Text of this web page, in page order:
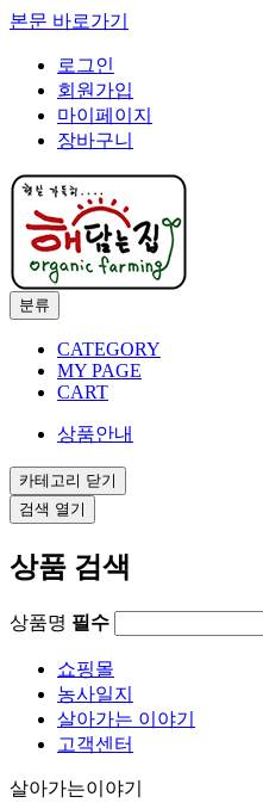
본문 바로가기
로그인
회원가입
마이페이지
장바구니
분류
CATEGORY
MY PAGE
CART
상품안내
카테고리 닫기
검색 열기
상품 검색
상품명 필수
쇼핑몰
농사일지
살아가는 이야기
고객센터
살아가는이야기